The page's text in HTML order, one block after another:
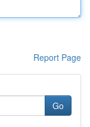
Report Page
Go